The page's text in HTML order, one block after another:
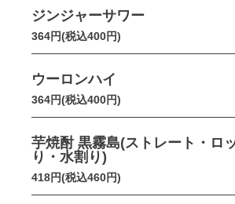
ジンジャーサワー
364円(税込400円)
ウーロンハイ
364円(税込400円)
芋焼酎 黒霧島(ストレート・ロ
り・水割り)
418円(税込460円)